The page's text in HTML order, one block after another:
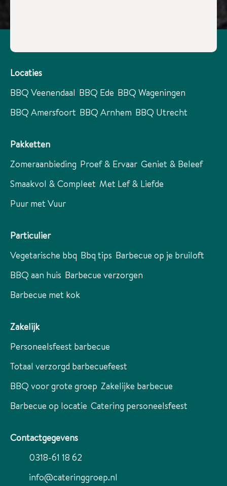
Locaties
BBQ Veenendaal BBQ Ede BBQ Wageningen
BBQ Amersfoort BBQ Arnhem BBQ Utrecht
Pakketten
Zomeraanbieding Proef & Ervaar Geniet & Beleef
Smaakvol & Compleet Met Lef & Liefde
Puur met Vuur
Particulier
Vegetarische bbq Bbq tips Barbecue op je bruiloft
BBQ aan huis Barbecue verzorgen
Barbecue met kok
Zakelijk
Personeelsfeest barbecue
Totaal verzorgd barbecuefeest
BBQ voor grote groep Zakelijke barbecue
Barbecue op locatie Catering personeelsfeest
Contactgegevens
0318-61 18 62
info@cateringgroep.nl